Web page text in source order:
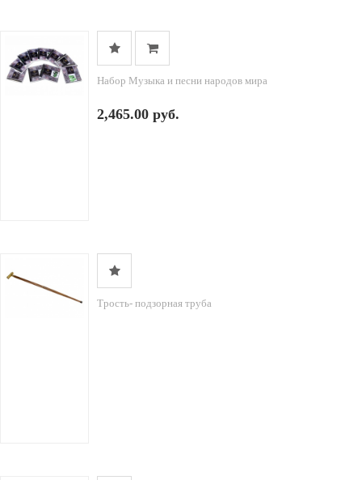
Набор Музыка и песни народов мира
2,465.00 руб.
Трость- подзорная труба